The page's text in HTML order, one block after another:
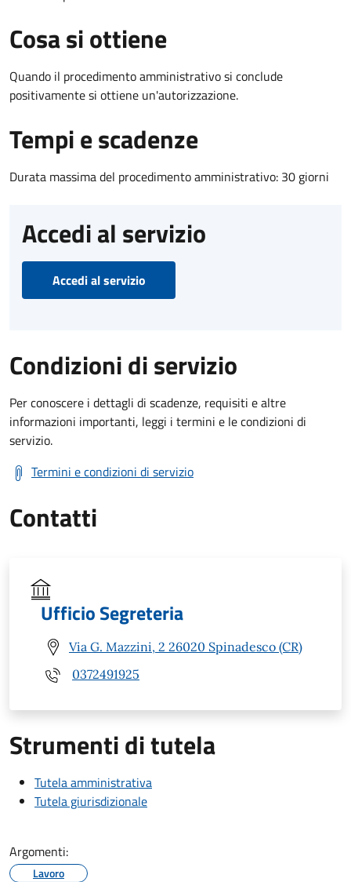
Cosa si ottiene
Quando il procedimento amministrativo si conclude
positivamente si ottiene un'autorizzazione.
Tempi e scadenze
Durata massima del procedimento amministrativo: 30 giorni
Accedi al servizio
Accedi al servizio
Condizioni di servizio
Per conoscere i dettagli di scadenze, requisiti e altre
informazioni importanti, leggi i termini e le condizioni di
servizio.
Termini e condizioni di servizio
Contatti
Ufficio Segreteria
Via G. Mazzini, 2 26020 Spinadesco (CR)
0372491925
Strumenti di tutela
Tutela amministrativa
Tutela giurisdizionale
Argomenti:
Lavoro